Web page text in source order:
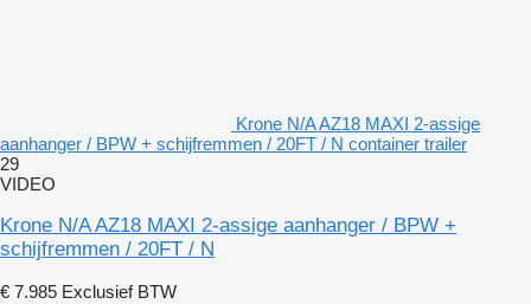
Krone N/A AZ18 MAXI 2-assige
aanhanger / BPW + schijfremmen / 20FT / N container trailer
29
VIDEO
Krone N/A AZ18 MAXI 2-assige aanhanger / BPW +
schijfremmen / 20FT / N
€ 7.985 Exclusief BTW